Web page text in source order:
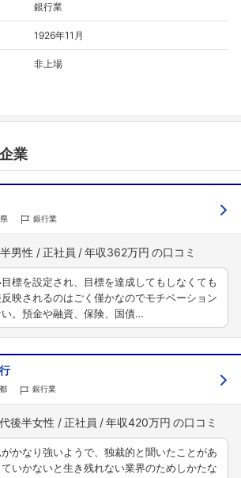
銀行業
1926年11月
非上場
業
銀行業
男性 正社員 年収362万円
標を設定され、目標を達成してもしなくても
映されるのはごく僅かなのでモチベーション
。預金や融資、保険、国債…
銀行業
後半女性 正社員 年収420万円
かなり強いようで、独裁的と聞いたことがあ
いかないと生き残れない業界のためしかたな